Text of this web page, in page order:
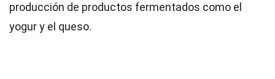
producción de productos fermentados como el
yogur y el queso.